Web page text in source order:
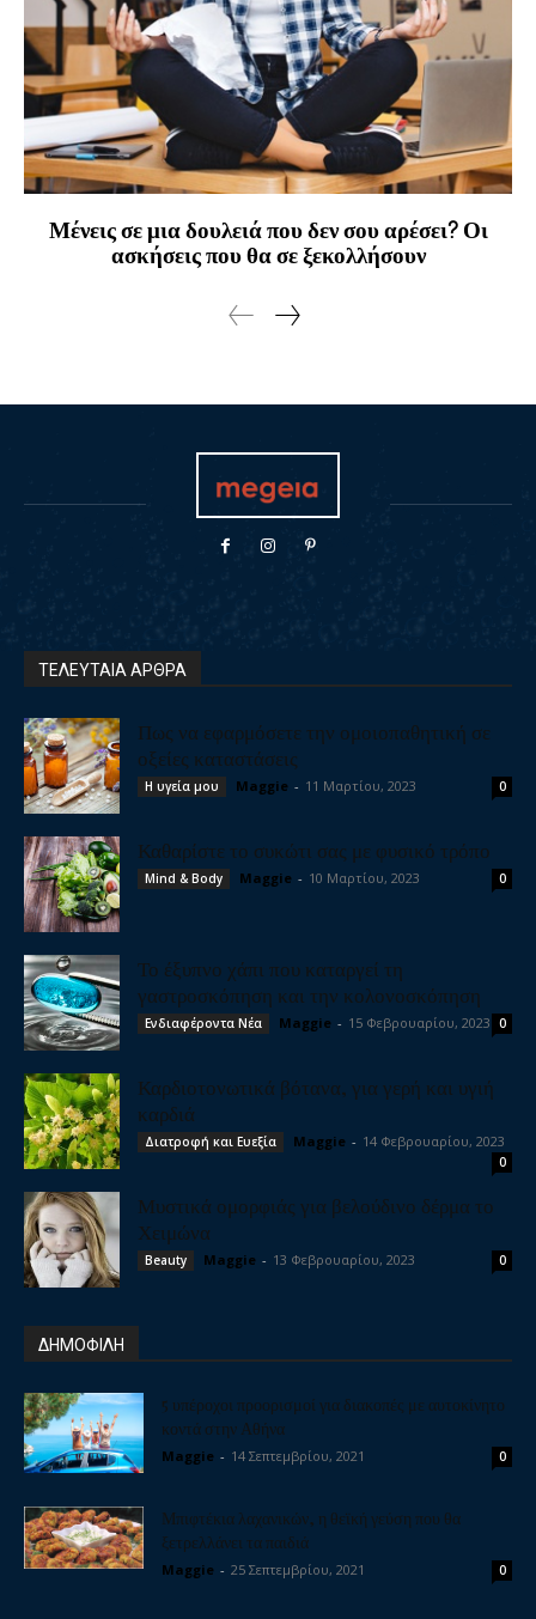
Μένεις σε μια δουλειά που δεν σου αρέσει? Οι
ασκήσεις που θα σε ξεκολλήσουν
ΤΕΛΕΥΤΑΙΑ ΑΡΘΡΑ
Πως να εφαρμόσετε την ομοιοπαθητική σε
οξείες καταστάσεις
Η υγεία μου Maggie - 11 Μαρτίου, 2023 0
Καθαρίστε το συκώτι σας με φυσικό τρόπο
Mind & Body Maggie - 10 Μαρτίου, 2023 0
Το έξυπνο χάπι που καταργεί τη
γαστροσκόπηση και την κολονοσκόπηση
Ενδιαφέροντα Νέα Maggie - 15 Φεβρουαρίου, 2023 0
Καρδιοτονωτικά βότανα, για γερή και υγιή
καρδιά
Διατροφή και Ευεξία Maggie - 14 Φεβρουαρίου, 2023
0
Μυστικά ομορφιάς για βελούδινο δέρμα το
Χειμώνα
Beauty Maggie - 13 Φεβρουαρίου, 2023 0
ΔΗΜΟΦΙΛΗ
5 υπέροχοι προορισμοί για διακοπές με αυτοκίνητο
κοντά στην Αθήνα
Maggie - 14 Σεπτεμβρίου, 2021 0
Μπιφτέκια λαχανικών, η θεϊκή γεύση που θα
ξετρελλάνει τα παιδιά
Maggie - 25 Σεπτεμβρίου, 2021 0